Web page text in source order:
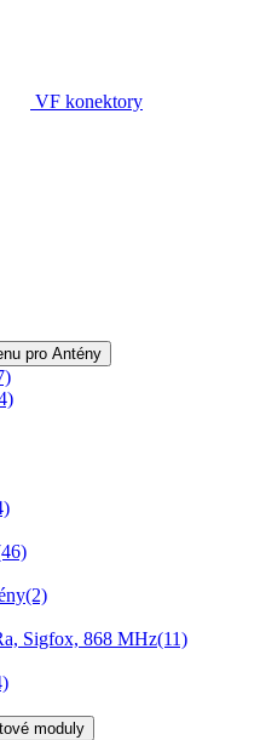
VF konektory
pro Antény
(2)
Sigfox, 868 MHz(11)
moduly